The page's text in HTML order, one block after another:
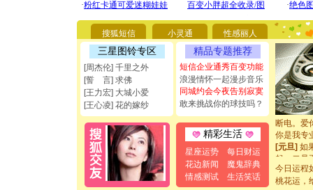
搜狐短信 小灵通 性感丽人
三星图铃专区
[周杰伦] 千里之外
[誓 言] 求佛
[王力宏] 大城小爱
[王心凌] 花的嫁纱
精品专题推荐
短信企业通秀百变功能
浪漫情怀一起漫步音乐
同城约会今夜告别寂寞
敢来挑战你的球技吗？
精彩生活
星座运势
每日财运
花边新闻
魔鬼辞典
情感测试
生活笑话
[圣诞节]
你太多，
要平安
[圣诞节]
能正大光
都要快乐
[圣诞节]
如意,快
[元旦]看
断电。爱
你是我专
[元旦]如
起；二是
离。水晶
[元旦]当
今日运程
桃花运，